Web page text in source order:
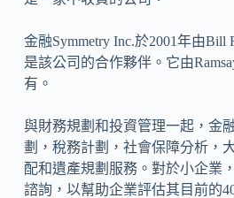
金融Symmetry Inc.於2001年由Bill
是該公司的合作夥伴。它由
有。
與財務規劃和投資管理一起，金
劃，稅務計劃，社會保障分析，
配和遺產規劃服務。對於小企業
諮詢，以幫助企業評估其目前的